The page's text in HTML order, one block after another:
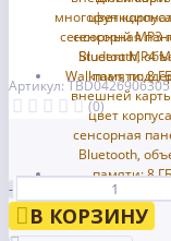
Артикул: TBD0426906305
(0)
-
В КОРЗИНУ